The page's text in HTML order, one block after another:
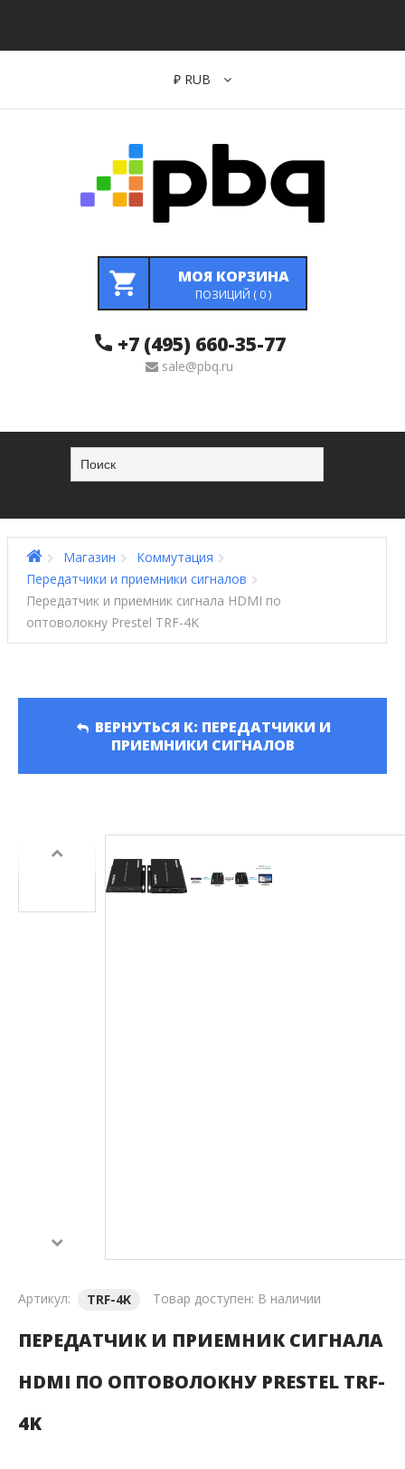
₽ RUB
МОЯ КОРЗИНА
ПОЗИЦИЙ ( 0)
+7 (495) 660-35-77
sale@pbq.ru
Магазин
Коммутация
Передатчики и приемники сигналов
Передатчик и приемник сигнала HDMI по
оптоволокну Prestel TRF-4K
ВЕРНУТЬСЯ К: ПЕРЕДАТЧИКИ И
ПРИЕМНИКИ СИГНАЛОВ
Артикул: TRF-4K Товар доступен: В наличии
ПЕРЕДАТЧИК И ПРИЕМНИК СИГНАЛА
HDMI ПО ОПТОВОЛОКНУ PRESTEL TRF-
4K